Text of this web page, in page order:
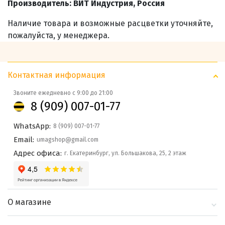
Производитель: ВИТ Индустрия, Россия
Наличие товара и возможные расцветки уточняйте,
пожалуйста, у менеджера.
Контактная информация
Звоните ежедневно с 9:00 до 21:00
8 (909) 007-01-77
WhatsApp: 8 (909) 007-01-77
Email: umagshop@gmail.com
Адрес офиса: г. Екатеринбург, ул. Большакова, 25, 2 этаж
О магазине